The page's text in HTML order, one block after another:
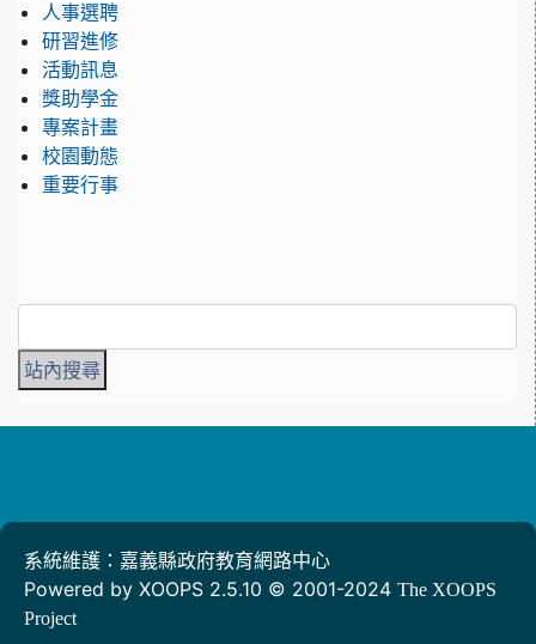
人事選聘
研習進修
活動訊息
獎助學金
專案計畫
校園動態
重要行事
系統維護：嘉義縣政府教育網路中心
Powered by XOOPS 2.5.10 © 2001-2024 The XOOPS
Project